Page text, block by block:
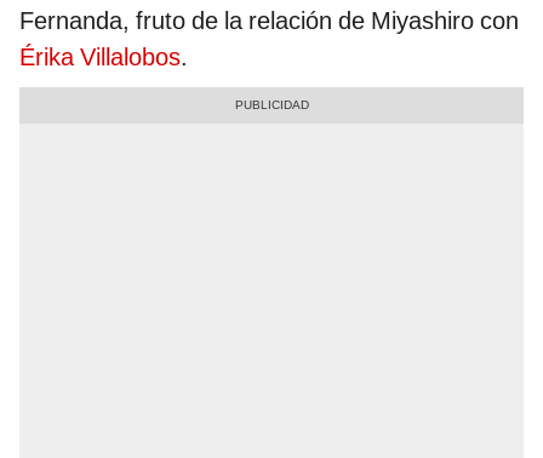
Fernanda, fruto de la relación de Miyashiro con
Érika Villalobos.